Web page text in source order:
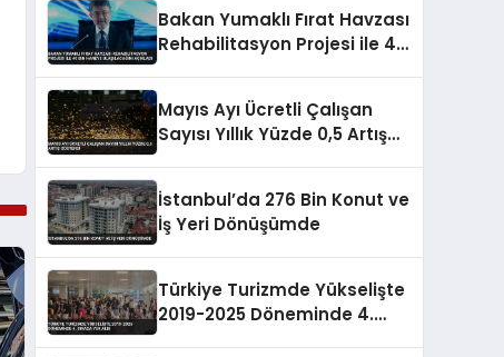
Bakan Yumaklı Fırat Havzası
Rehabilitasyon Projesi ile 40
Mayıs Ayı Ücretli Çalışan
Sayısı Yıllık Yüzde 0,5 Artış
İstanbul’da 276 Bin Konut ve
İş Yeri Dönüşümde
Türkiye Turizmde Yükselişte
2019-2025 Döneminde 4.